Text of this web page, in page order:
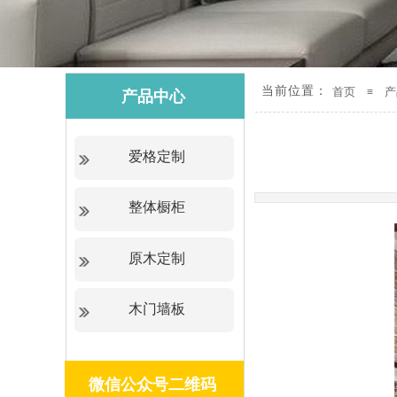
爱格定制
整体橱柜
原木定制
木门墙板
产品中心​
微信公众号二维码​
首页 ≡
当前位置 ：